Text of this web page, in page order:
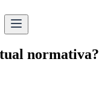
normativa?